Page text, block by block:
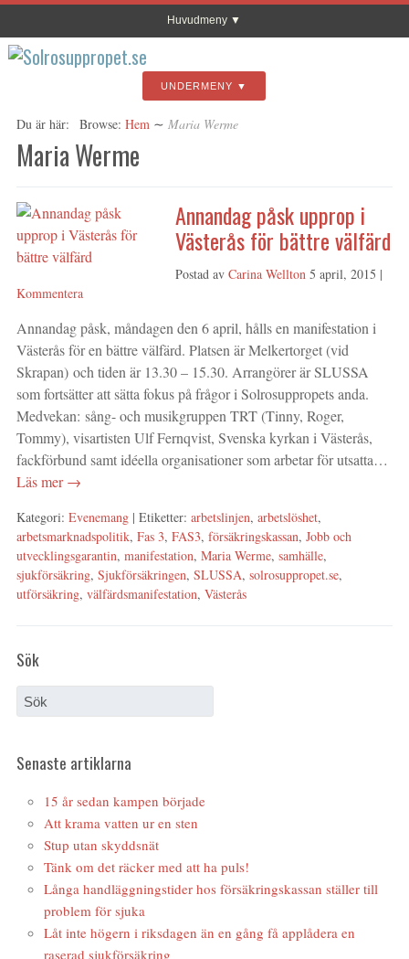
Huvudmeny
UNDERMENY
Du är här: Browse: Hem ∼ Maria Werme
Maria Werme
Annandag påsk upprop i
Västerås för bättre välfärd
Postad av Carina Wellton 5 april, 2015 |
Kommentera
Annandag påsk, måndagen den 6 april, hålls en manifestation i
Västerås för en bättre välfärd. Platsen är Melkertorget (vid
Skrapan) och tiden är 13.30 – 15.30. Arrangörer är SLUSSA
som fortsätter att sätta fokus på frågor i Solrosuppropets anda.
Medvekan: sång- och musikgruppen TRT (Tinny, Roger,
Tommy), visartisten Ulf Fernqvist, Svenska kyrkan i Västerås,
fackförbund samt idéella organisationer som arbetar för utsatta…
Läs mer →
Kategori: Evenemang | Etiketter: arbetslinjen, arbetslöshet,
arbetsmarknadspolitik, Fas 3, FAS3, försäkringskassan, Jobb och
utvecklingsgarantin, manifestation, Maria Werme, samhälle,
sjukförsäkring, Sjukförsäkringen, SLUSSA, solrosuppropet.se,
utförsäkring, välfärdsmanifestation, Västerås
Sök
Senaste artiklarna
15 år sedan kampen började
Att krama vatten ur en sten
Stup utan skyddsnät
Tänk om det räcker med att ha puls!
Långa handläggningstider hos försäkringskassan ställer till
problem för sjuka
Låt inte högern i riksdagen än en gång få applådera en
raserad sjukförsäkring